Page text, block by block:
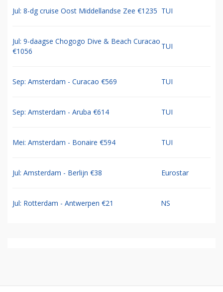
Jul: 8-dg cruise Oost Middellandse Zee €1235 TUI
Jul: 9-daagse Chogogo Dive & Beach Curacao
€1056
TUI
Sep: Amsterdam - Curacao €569 TUI
Sep: Amsterdam - Aruba €614 TUI
Mei: Amsterdam - Bonaire €594 TUI
Jul: Amsterdam - Berlijn €38 Eurostar
Jul: Rotterdam - Antwerpen €21 NS